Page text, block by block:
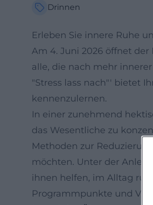
Drinnen
Erleben Sie innere Ruhe
Am 4. Juni 2026 öffnet
alle, die nach mehr
"Stress lass nach"' bietet
kennenzulernen.
In einer zunehmend
das Wesentliche zu
Methoden zur
möchten. Unter der
ihnen helfen, im Alltag
Programmpunkte und